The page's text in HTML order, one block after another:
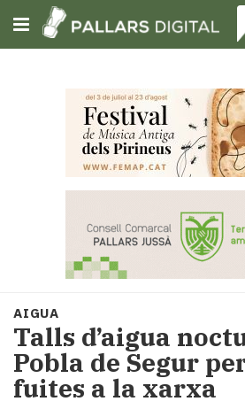
Subscriu-t'hi
Portada
Societat
Política
i
municipis
Economia
AIGUA
Talls d’aigua
Pobla de Segur
fuites a la xarxa